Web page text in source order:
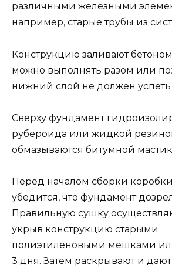
различными железными
например, старые трубы из
Конструкцию заливают
можно выполнять разом или
нижний слой не должен успеть
Сверху фундамент
рубероида или жидкой
обмазываются битумной
Перед началом сборки
убедится, что фундамент
Правильную сушку
укрыв конструкцию старыми
полиэтиленовыми мешками
3 дня. Затем раскрывают и дают